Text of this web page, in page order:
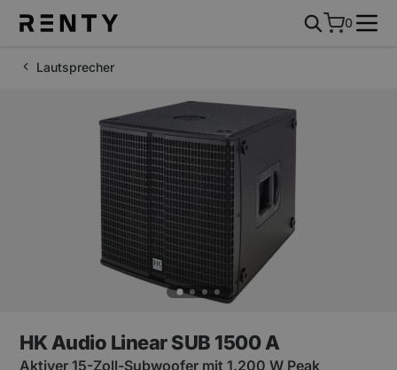
0
Lautsprecher
HK Audio Linear SUB 1500 A
Aktiver 15-Zoll-Subwoofer mit 1.200 W Peak